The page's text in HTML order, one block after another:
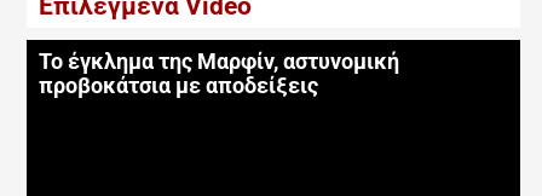
Επιλεγμένα Video
Το έγκλημα της Μαρφίν, αστυνομική
προβοκάτσια με αποδείξεις